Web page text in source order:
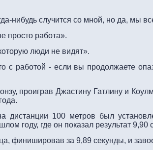
нибудь случится со мной, но да, мы
просто работа».
люди не видят».
с работой - если вы продолжаете
проиграв Джастину Гатлину и
дистанции 100 метров был
году, где он показал результат 9,90
финишировав за 9,89 секунды, и